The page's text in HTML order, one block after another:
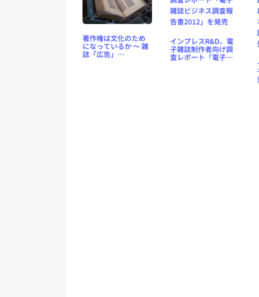
著作権は文化のため
になっているか ～ 雑
誌「広告」
インプレスR&D、電
子雑誌制作者向け調
査レポート「電子雑